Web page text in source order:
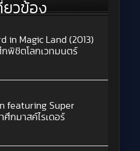
วข้อง
in Magic Land (2013)
กพิชิตโลกเวทมนตร์
featuring Super
ศึกมาสค์ไรเดอร์